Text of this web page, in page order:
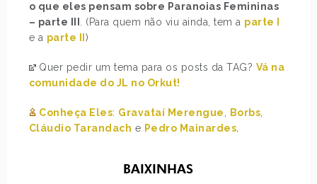
o que eles pensam sobre Paranoias Femininas
– parte III
. (Para quem não viu ainda, tem a parte I
e a parte II )
Quer pedir um tema para os posts da TAG? Vá na
comunidade do JL no Orkut!
Conheça Eles: Gravataí Merengue Borbs
Cláudio Tarandach e Pedro Mainardes
BAIXINHAS